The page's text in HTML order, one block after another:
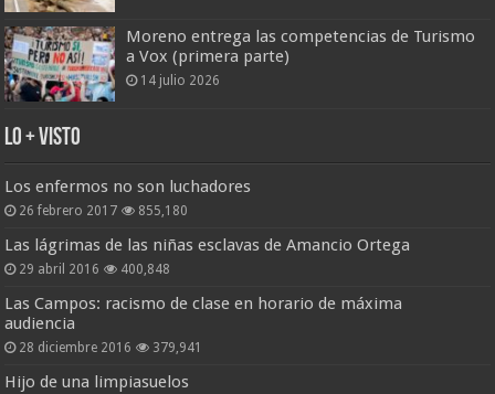
Moreno entrega las competencias de Turismo
a Vox (primera parte)
14 julio 2026
Lo + Visto
Los enfermos no son luchadores
26 febrero 2017 855,180
Las lágrimas de las niñas esclavas de Amancio Ortega
29 abril 2016 400,848
Las Campos: racismo de clase en horario de máxima
audiencia
28 diciembre 2016 379,941
Hijo de una limpiasuelos